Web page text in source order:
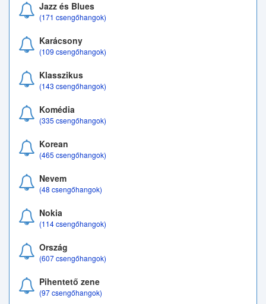
Jazz és Blues
(171 csengőhangok)
Karácsony
(109 csengőhangok)
Klasszikus
(143 csengőhangok)
Komédia
(335 csengőhangok)
Korean
(465 csengőhangok)
Nevem
(48 csengőhangok)
Nokia
(114 csengőhangok)
Ország
(607 csengőhangok)
Pihentető zene
(97 csengőhangok)